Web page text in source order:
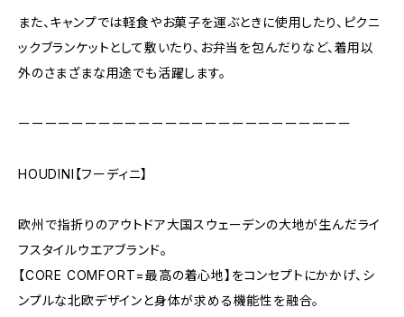
また、キャンプでは軽食やお菓子を運ぶときに使用したり、ピクニ
ックブランケットとして敷いたり、お弁当を包んだりなど、着用以
外のさまざまな用途でも活躍します。
ーーーーーーーーーーーーーーーーーーーーーーーーー
HOUDINI【フーディニ】
欧州で指折りのアウトドア大国スウェーデンの大地が生んだライ
フスタイルウエアブランド。
【CORE COMFORT=最高の着心地】をコンセプトにかかげ、シ
ンプルな北欧デザインと身体が求める機能性を融合。